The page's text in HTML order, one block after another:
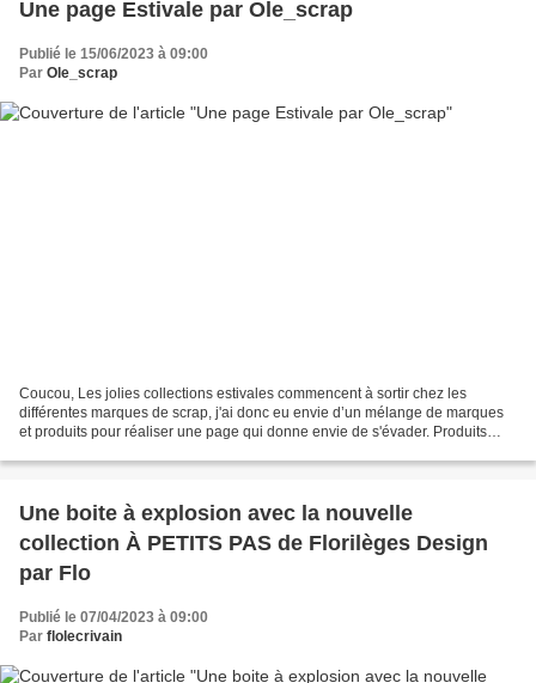
Une page Estivale par Ole_scrap
Publié le 15/06/2023 à 09:00
Par Ole_scrap
Coucou, Les jolies collections estivales commencent à sortir chez les
différentes marques de scrap, j'ai donc eu envie d’un mélange de marques
et produits pour réaliser une page qui donne envie de s'évader. Produits
Une boite à explosion avec la nouvelle
collection À PETITS PAS de Florilèges Design
par Flo
Publié le 07/04/2023 à 09:00
Par flolecrivain